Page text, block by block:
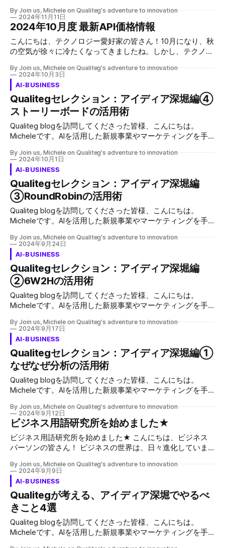
穴について詳しく解説します。 やるべきこと 1. 顧客価値の
徹底的な理解 最も重要なのは、顧客の真のニーズを深く理
潜在的な課題、悩み、願望を徹底的に分析する必要がありま
す。以下のアプローチが効果的です。 * ペルソナ分析の実施
(どのターゲットセグメントの誰を狙うのか) * 顧客へのイン
タビューと深い対話(できれば1on1で90分) * 顧客の行動観察
や課題解決の
あります。AIを用いた事業展開を検討されている方々が共通
して直面するであろう課題に対して、このブログを通じて私
なりの解答をご提供したいと思います。 はじめに スタート
アップにおいて、サービス設計は成功を左右する重要な要素
です。私たちは新規事業開発コンサルタントとして、長年多
くの新規事業の立ち上げに関わってきました。 そして今、
自社で新規事業の立ち上げを実施中です。本記事では、効果
的なサービス設計のアプローチについて、実践的な観点から
お伝えしたいと思います。 1. ユーザー中心の問題定義 サー
ビス設計の第一歩は、解決すべき問題を明確に定義すること
です。しかし、ここでよくある失敗は、自社の技術やアイデ
アから出発してしまうことです。代わりに、以下のステップ
を踏むことをお勧めします： * ターゲットユーザーへの徹底
ーザーの行動パターン
By Join us, Michele on Qualiteg's adventure to innovation
2024年11月11日
2024年10月度 最新API価格情報
こんにちは、テクノロジー愛好家の皆さん！10月になり、秋
の空気が徐々に冷たくなってきましたね。しかし、テクノロ
2024年10月度の最新API価格情報について詳しくご紹介しま
す。 価格比較と選択のポイント APIプロバイダーを選ぶ際に
は、単純な価格だけでなく、以下のポイントも考慮すること
が重要です。 * 使用頻度とスケーラビリティ: 予想されるリ
クエスト数やデータ量に基づいて、最適なプランを選びまし
ょう。 * サポートとドキュメント: プロバイダーのサポート
体制や技術ドキュメントの充実度も重要です。 * セキュリテ
ィ: データの安全性を確保するために、セキュリティ機能が
充実しているか確認しましょう。 まとめ 2024年10月度の最
新API価格情報をお届けしました。OpenAI、Anthropic、
GeminiそれぞれのAPIは、利用目的や規模に応じて最適な選
択肢が異なります。最新の価格情報を基に、自分のプロジェ
クトに最適なAPIを選び、効率的な開発を進めましょう。 こ
れからも最新のテクノロジー情報をお届けしていき
By Join us, Michele on Qualiteg's adventure to innovation
2024年10月3日
AI-BUSINESS
Qualitegセレクション：アイディア深堀編④
ストーリーボードの活用術
Qualiteg blogを訪問してくださった皆様、こんにちは。
Micheleです。AIを活用した新規事業やマーケティングを手
あります。AIを用いた事業展開を検討されている方々が共通
して直面するであろう課題に対して、このブログを通じて私
なりの解答をご提供したいと思います。 お絵描きが楽しい
★ストーリーボード ユーザーインタビューやアイデア発想
法などで得られたアイデア。素晴らしい可能性を秘めている
ものの、形にするにはまだ詳細が足りない、具体的にイメー
ジしづらい、と感じることありませんか？ そんな時に役立
つのがストーリーボードです。 Qualitegセレクション、アイ
ディア深堀編④では、ストーリーボードを活用してアイデ
アを具体化し、サービスやプロダクトの質を高める方法をご
紹介します。 普段のコンサルティングご支援でもストーリ
ーボードやりましょう！と申し上げると「自分は絵を描くの
が苦手だから」とおっしゃる方もいらっしゃいますが、全く
問題ございません！ 棒人間的な絵の方が余計な情報が入っ
てこないので、ユーザー体験がリアルに表現
By Join us, Michele on Qualiteg's adventure to innovation
2024年10月1日
AI-BUSINESS
Qualitegセレクション：アイディア深堀編
③RoundRobinの活用術
Qualiteg blogを訪問してくださった皆様、こんにちは。
Micheleです。AIを活用した新規事業やマーケティングを手
あります。AIを用いた事業展開を検討されている方々が共通
して直面するであろう課題に対して、このブログを通じて私
なりの解答をご提供したいと思います。 Qualitegセレクショ
ン、アイディア深堀編もいよいよ第3弾！今回は、複数人で
アイディアを発散・深堀する際に効果的な
RoundRobin（ラウンドロビン） という手法をご紹介しま
す。ブレインストーミングに行き詰まった時や、多様な視点
を取り入れたい時にぜひ活用してみてください。
RoundRobinとは？ RoundRobinとは、様々な場面で用いられ
ますが、大抵の場合において「持ち回り」、つまり「何かの
役割・出番をたくさんの物事・人員で交替しあう」というよ
うな意味で使うことが多いです。 ここでは、参加者全員が
順番にアイディアを出し、それを記録していく手法を
RoundRobinと呼んでいます。順番に意見を述べることで、
発言力の差による偏りをなくし、全
By Join us, Michele on Qualiteg's adventure to innovation
2024年9月24日
AI-BUSINESS
Qualitegセレクション：アイディア深堀編
②6W2Hの活用術
Qualiteg blogを訪問してくださった皆様、こんにちは。
Micheleです。AIを活用した新規事業やマーケティングを手
あります。AIを用いた事業展開を検討されている方々が共通
して直面するであろう課題に対して、このブログを通じて私
なりの解答をご提供したいと思います。 本日のテーマは
6W2H Qualitegセレクションは、ユーザーエクスペリエンス
(UX)向上のためのヒントやツールを紹介するシリーズです。
今回は、アイディアをより具体的に、実行可能なレベルまで
深堀りする手法として、6W2Hの活用術をご紹介します。 優
れたUXを実現するには、ユーザーのニーズを深く理解し、
それを満たすサービスやプロダクトを提供することが不可欠
です。そのためには、アイディア段階で徹底的に検討し、実
現可能性や課題を明確にする必要があります。 今回は、ア
イディアを深堀りする際に非常に役立つツール「6W2H」に
ついて詳しくご紹介します。 6W2Hとは？ 6W2Hは、問題解
つの質問から構成さ
By Join us, Michele on Qualiteg's adventure to innovation
2024年9月17日
AI-BUSINESS
Qualitegセレクション：アイディア深堀編①
なぜなぜ分析の活用術
Qualiteg blogを訪問してくださった皆様、こんにちは。
Micheleです。AIを活用した新規事業やマーケティングを手
あります。AIを用いた事業展開を検討されている方々が共通
して直面するであろう課題に対して、このブログを通じて私
なりの解答をご提供したいと思います。 本日は、Qualitegセ
レクションのアイディア深堀編として、「なぜなぜ分析の活
用術」についてご紹介します。 なぜなぜ分析とは？ なぜな
ぜ分析は、問題の根本原因を突き止めるための強力なツール
です。この手法は、問題に対して「なぜ？」を繰り返し問い
かけることで、表面的な症状から真の原因へと掘り下げてい
きます。 聞くと簡単でできそうなのですが、結構インタビ
ュー調査とかでメンバーにやってもらうとなかなかできなく
て（だいたい1なぜ、2なぜでギブアップしてしまう。。）今
日はそのポイントも合わせてお伝えしますね。 なぜなぜ分
析はやはりもともと品質管理の面が強いので、コンサル時代
By Join us, Michele on Qualiteg's adventure to innovation
2024年9月12日
ビジネス用語研究所を始めました★
ビジネス用語研究所を始めました★ こんにちは、ビジネス
パーソンの皆さん！ ビジネスの世界は、日々進化していま
が大変だと感じる方もいるのではないでしょうか？ そんな
あなたに朗報です！ 今日はとてもエキサイティングなお知
らせがあります。私たち株式会社Qualitegが、新たに「ビジ
ネス用語研究所」を立ち上げました。このプロジェクトは、
ビジネスマン必読のビジネス用語解説ビデオをYouTubeで提
供するものです。 株式会社 QualitegQualiteg は 2023年に創
業されたAIカンパニーです。人々が新たなアイデアを生み出
し、創造性を引き出すための快適な世界をテクノロジーを通
By Join us, Michele on Qualiteg's adventure to innovation
2024年9月9日
AI-BUSINESS
Qualitegが考える、アイディア深堀でやるべ
きこと4選
Qualiteg blogを訪問してくださった皆様、こんにちは。
Micheleです。AIを活用した新規事業やマーケティングを手